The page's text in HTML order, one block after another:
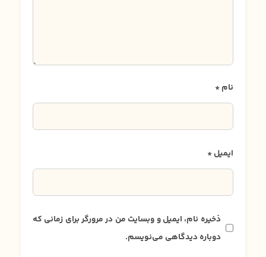
نام*
ایمیل*
ذخیره نام، ایمیل و وبسایت من در مرورگر برای زمانی که
دوباره دیدگاهی می‌نویسم.